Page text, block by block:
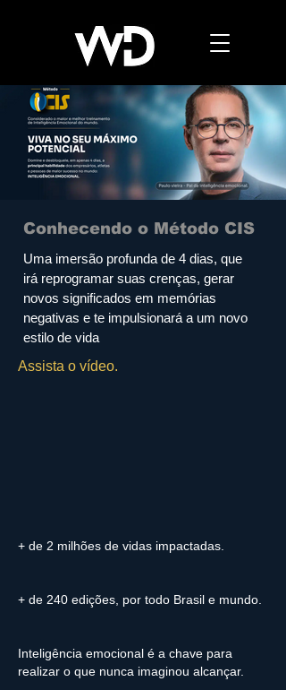
Conhecendo o Método CIS
Uma imersão profunda de 4 dias, que
irá reprogramar suas crenças, gerar
novos significados em memórias
negativas e te impulsionará a um novo
estilo de vida
Assista o vídeo.
+ de 2 milhões de vidas impactadas.
+ de 240 edições, por todo Brasil e mundo.
Inteligência emocional é a chave para
realizar o que nunca imaginou alcançar.